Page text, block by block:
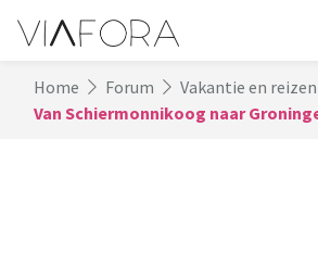
Home Forum
Vakantie en reizen
Van Schiermonnikoog naar